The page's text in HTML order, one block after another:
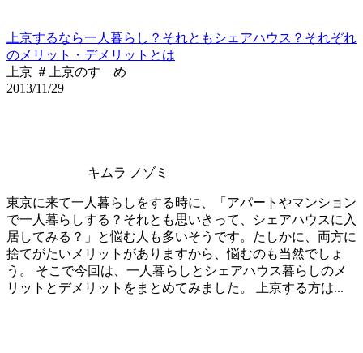
上京するなら一人暮らし？それともシェアハウス？それぞれ
のメリット・デメリットとは
上京 ＃上京のすゝめ
2013/11/29
キムラ ノゾミ
東京に来て一人暮らしをする時に、「アパートやマンション
で一人暮らしする？それとも思いきって、シェアハウスに入
居してみる？」と悩む人も多いそうです。たしかに、両方に
捨てがたいメリットがありますから、悩むのも当然でしょ
う。 そこで今回は、一人暮らしとシェアハウス暮らしのメ
リットとデメリットをまとめてみました。 上京する方は...